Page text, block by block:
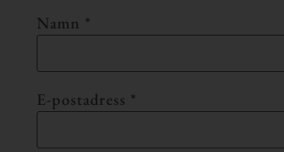
Namn *
E-postadress *